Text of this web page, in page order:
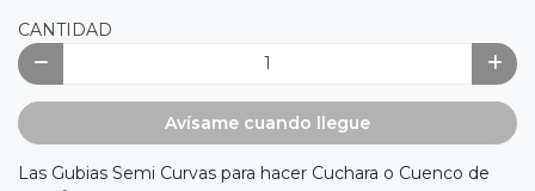
CANTIDAD
Avísame cuando llegue
Las Gubias Semi Curvas para hacer Cuchara o Cuenco de